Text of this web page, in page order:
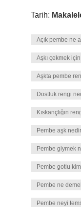
Tarih:
Açık pembe ne
Aşkı çekmek
Aşkta pembe
Dostluk rengi
Kıskançlığın
Pembe aşk nedir
Pembe giymek
Pembe gotlu
Pembe ne
Pembe neyi